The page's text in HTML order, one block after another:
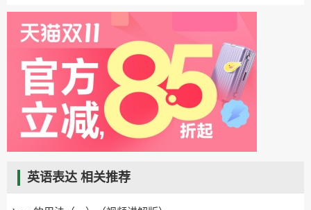
英语表达 相关推荐